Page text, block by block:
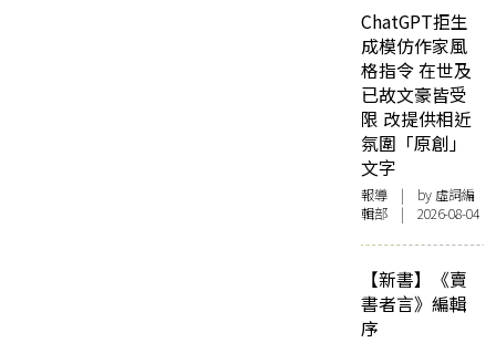
ChatGPT拒生
成模仿作家風
格指令 在世及
已故文豪皆受
限 改提供相近
氛圍「原創」
文字
報導 | by 虛詞編
輯部 | 2026-08-04
【新書】《賣
書者言》編輯
序